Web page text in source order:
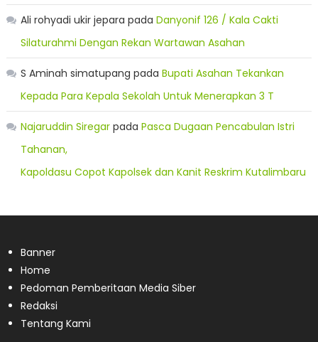
Ali rohyadi ukir jepara pada Danyonif 126 / Kala Cakti
Silaturahmi Dengan Rekan Wartawan Asahan
S Aminah simatupang pada Bupati Asahan Tekankan
Kepada Para Kepala Sekolah Untuk Menerapkan 3 T
Najaruddin Siregarpada Pasca Dugaan Pencabulan Istri
Tahanan,
Kapoldasu Copot Kapolsek dan Kanit Reskrim Kutalimbaru
Banner
Home
Pedoman Pemberitaan Media Siber
Redaksi
Tentang Kami